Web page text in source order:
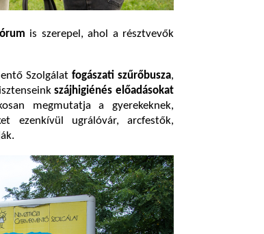
is szerepel, ahol a résztvevők
Szolgálat fogászati szűrőbusza,
szájhigiénés előadásokat
megmutatja a gyerekeknek,
ezenkívül ugrálóvár, arcfestők,